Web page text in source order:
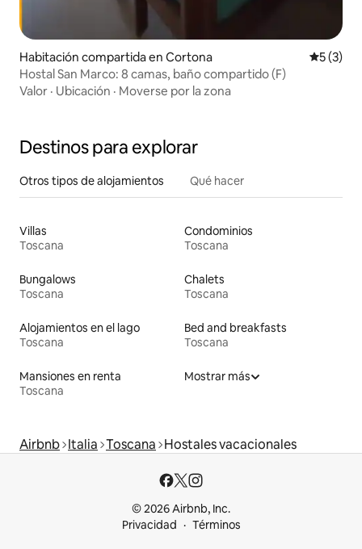
Habitación compartida en Cortona
5 (3)
Hostal San Marco: 8 camas, baño compartido (F)
Valor · Ubicación · Moverse por la zona
Destinos para explorar
Otros tipos de alojamientos Qué hacer
Villas
Toscana
Condominios
Toscana
Bungalows
Toscana
Chalets
Toscana
Alojamientos en el lago
Toscana
Bed and breakfasts
Toscana
Mansiones en renta
Toscana
Mostrar más
Airbnb Italia Toscana Hostales vacacionales
© 2026 Airbnb, Inc.
Privacidad
Términos